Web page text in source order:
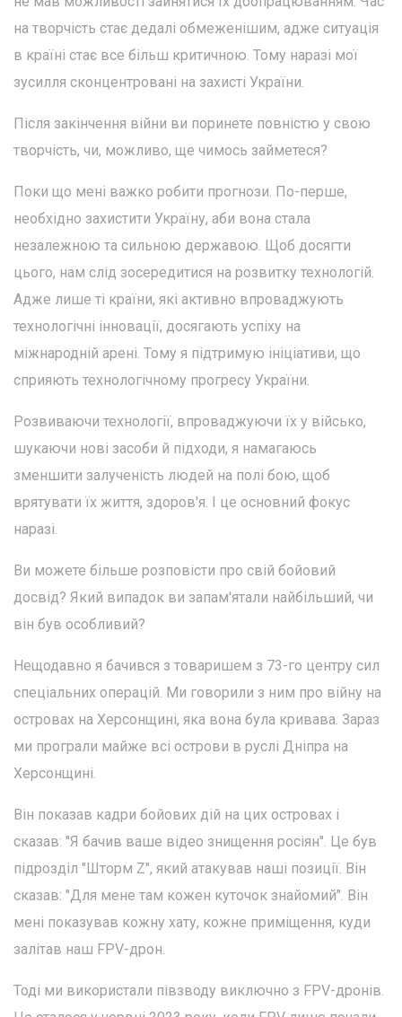
на творчість стає дедалі обмеженішим, адже ситуація
в країні стає все більш критичною. Тому наразі мої
зусилля сконцентровані на захисті України.
Після закінчення війни ви поринете повністю у свою
творчість, чи, можливо, ще чимось займетеся?
Поки що мені важко робити прогнози. По-перше,
необхідно захистити Україну, аби вона стала
незалежною та сильною державою. Щоб досягти
цього, нам слід зосередитися на розвитку технологій.
Адже лише ті країни, які активно впроваджують
технологічні інновації, досягають успіху на
міжнародній арені. Тому я підтримую ініціативи, що
сприяють технологічному прогресу України.
Розвиваючи технології, впроваджуючи їх у військо,
шукаючи нові засоби й підходи, я намагаюсь
зменшити залученість людей на полі бою, щоб
врятувати їх життя, здоров'я. І це основний фокус
наразі.
Ви можете більше розповісти про свій бойовий
досвід? Який випадок ви запам'ятали найбільший, чи
він був особливий?
Нещодавно я бачився з товаришем з 73-го центру сил
спеціальних операцій. Ми говорили з ним про війну на
островах на Херсонщині, яка вона була кривава. Зараз
ми програли майже всі острови в руслі Дніпра на
Херсонщині.
Він показав кадри бойових дій на цих островах і
сказав: "Я бачив ваше відео знищення росіян". Це був
підрозділ "Шторм Z", який атакував наші позиції. Він
сказав: "Для мене там кожен куточок знайомий". Він
мені показував кожну хату, кожне приміщення, куди
залітав наш FPV-дрон.
Тоді ми використали півзводу виключно з FPV-дронів.